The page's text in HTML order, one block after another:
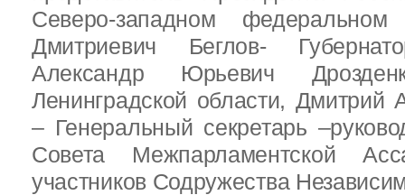
Северо-западном федеральном
Дмитриевич Беглов-
Александр Юрьевич
Ленинградской области, Дмитрий
– Генеральный секретарь
Совета Межпарламентской
участников Содружества